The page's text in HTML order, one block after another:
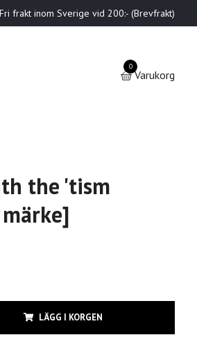
frakt inom Sverige vid 200:- (Brevfrakt)
0
Varukorg
the 'tism
LÄGG I KORGEN